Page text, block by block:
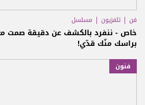
فن تلفزيون مسلسل
خاص - ننفرد بالكشف عن دقيقة
براسك منّك قدّي!
فنون